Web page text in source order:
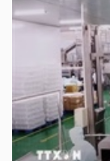
Bài
tác
giả
(-)